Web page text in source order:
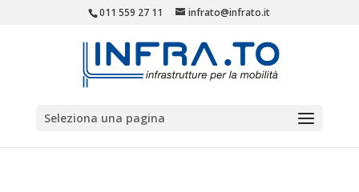
011 559 27 11 infrato@infrato.it
Seleziona una pagina